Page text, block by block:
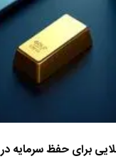
برای حفظ سرمایه